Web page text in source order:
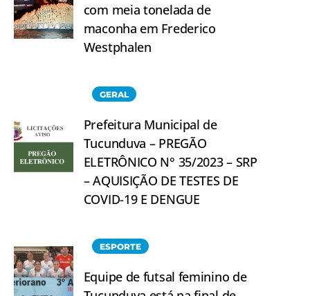
com meia tonelada de
maconha em Frederico
Westphalen
GERAL
Prefeitura Municipal de
Tucunduva – PREGÃO
ELETRÔNICO N° 35/2023 – SRP
– AQUISIÇÃO DE TESTES DE
COVID-19 E DENGUE
ESPORTE
Equipe de futsal feminino de